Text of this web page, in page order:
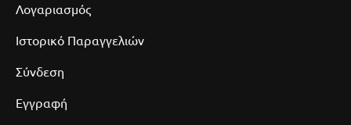
Λογαριασμός
Ιστορικό Παραγγελιών
Σύνδεση
Εγγραφή